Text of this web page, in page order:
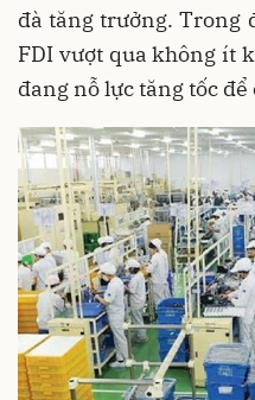
đà tăng trưởng. Trong
FDI vượt qua không ít
đang nỗ lực tăng tốc